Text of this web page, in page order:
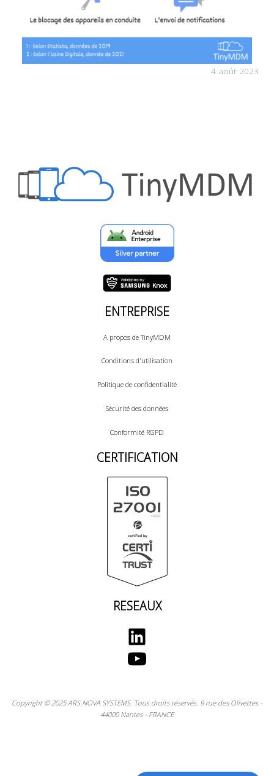
4 août 2023
ENTREPRISE
A propos de TinyMDM
Conditions d'utilisation
Politique de confidentialité
Sécurité des données
Conformité RGPD
CERTIFICATION
RESEAUX
LinkedIn
YouTube
Copyright © 2025 ARS NOVA SYSTEMS. Tous droits réservés. 9 rue des Olivettes -
44000 Nantes - FRANCE